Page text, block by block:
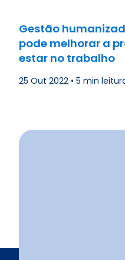
Gestão
pode melhorar a
estar no trabalho
25 Out 2022 • 5 min